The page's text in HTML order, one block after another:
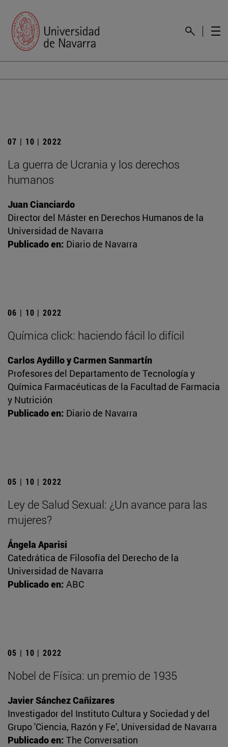
07 | 10 | 2022
La guerra de Ucrania y los derechos
humanos
Juan Cianciardo
Director del Máster en Derechos Humanos de la
Universidad de Navarra
Publicado en: Diario de Navarra
06 | 10 | 2022
Química click: haciendo fácil lo difícil
Carlos Aydillo y Carmen Sanmartín
Profesores del Departamento de Tecnología y
Química Farmacéuticas de la Facultad de Farmacia
y Nutrición
Publicado en: Diario de Navarra
05 | 10 | 2022
Ley de Salud Sexual: ¿Un avance para las
mujeres?
Ángela Aparisi
Catedrática de Filosofía del Derecho de la
Universidad de Navarra
Publicado en: ABC
05 | 10 | 2022
Nobel de Física: un premio de 1935
Javier Sánchez Cañizares
Investigador del Instituto Cultura y Sociedad y del
Grupo 'Ciencia, Razón y Fe', Universidad de Navarra
Publicado en: The Conversation